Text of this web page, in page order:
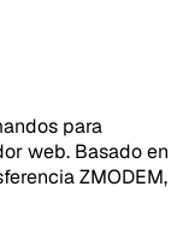
para
web. Basado en
ZMODEM,